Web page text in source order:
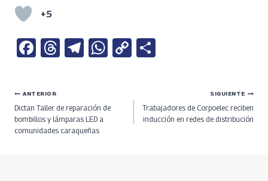
+5
Fa
b
o
o
T
a
ds
Te
a
m
W
s
C
Li
n
e
Navegación
de
ANTERIOR
Dictan Taller de reparación de
bombillos y lámparas LED a
comunidades caraqueñas
SIGUIENTE
Trabajadores de Corpoelec reciben
inducción en redes de distribución